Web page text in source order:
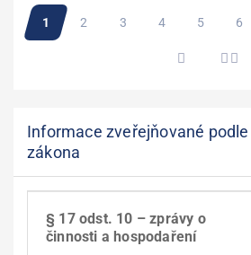
Aktuální
1 Stránka
2 Stránka
3 Stránka
4 Stránka
5 6
Informace zveřejňované
zákona
§ 17 odst. 10 – zprávy o
činnosti a hospodaření